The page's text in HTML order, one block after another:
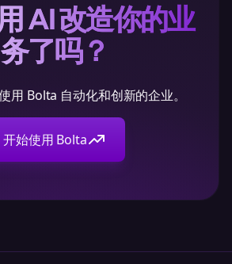
AI 改造你的业
务了吗？
用 Bolta 自动化和创新的企业。
开始使用 Bolta